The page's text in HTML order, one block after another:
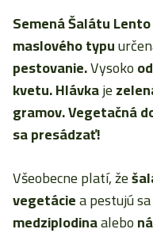
Semená Šalátu
maslového typu
pestovanie.Vysoko
kvetu. Hlávkaje
gramov. Vegetačná
sapresádzať!
Všeobecne platí, že
vegetáciea pestujú sa
medziplodinaalebo